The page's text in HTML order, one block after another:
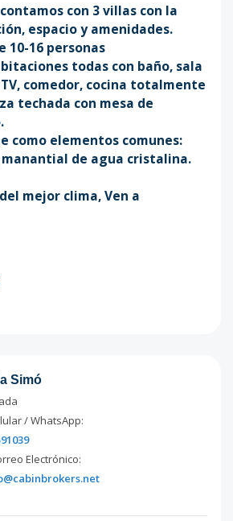
con 3 villas con la
espacio y amenidades.
10-16 personas
todas con baño, sala
comedor, cocina totalmente
techada con mesa de
como elementos comunes:
manantial de agua cristalina.
mejor clima, Ven a
Simó
/ WhatsApp:
Electrónico: